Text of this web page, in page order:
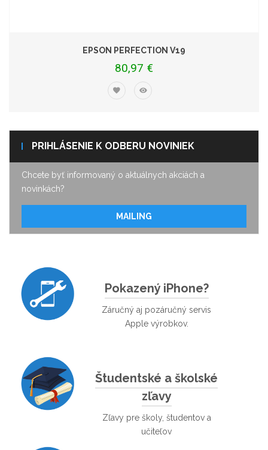
EPSON PERFECTION V19
80,97 €
PRIHLÁSENIE K ODBERU NOVINIEK
Chcete byť informovaný o aktuálnych akciách a
novinkách?
MAILING
Pokazený iPhone?
Záručný aj pozáručný servis
Apple výrobkov.
Študentské a školské
zľavy
Zľavy pre školy, študentov a
učiteľov